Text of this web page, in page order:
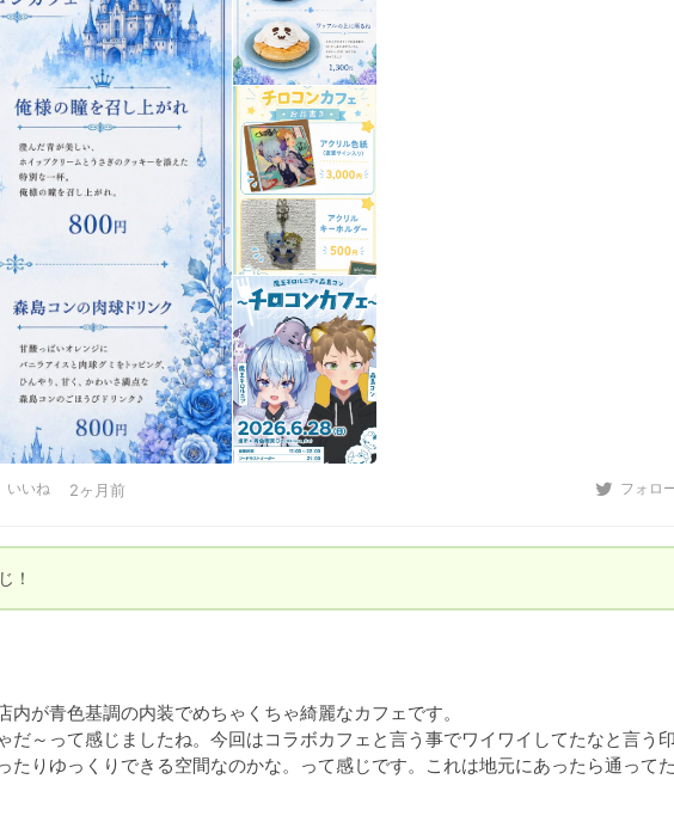
いいね 2ヶ月前 フォロ
！
が青色基調の内装でめちゃくちゃ綺麗なカフェです。
だ～って感じましたね。今回はコラボカフェと言う事でワイワイしてたなと言う
たりゆっくりできる空間なのかな。って感じです。これは地元にあったら通って